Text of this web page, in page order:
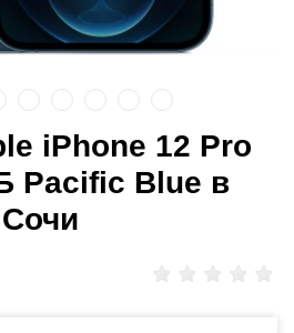
iPhone 12 Pro
Pacific Blue в
Сочи